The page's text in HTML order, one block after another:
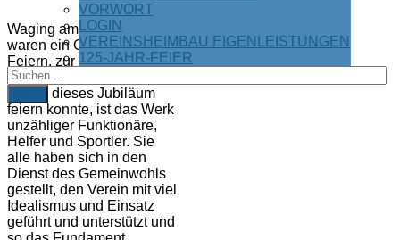
VORWORT
LOGIN
VEREINSHEIMBAU EIGENLEISTUNGEN
125-JAHR-FEIER
1888
Waging am See e. V.."
waren ein Grund zum
Feiern, zur Freude und
des Dankes. Dass unser
Verein dieses Jubiläum
feiern konnte, ist das Werk
unzähliger Funktionäre,
Helfer und Sportler. Sie
alle haben sich in den
Dienst des Gemeinwohls
gestellt, den Verein mit viel
Idealismus und Einsatz
geführt und unterstützt und